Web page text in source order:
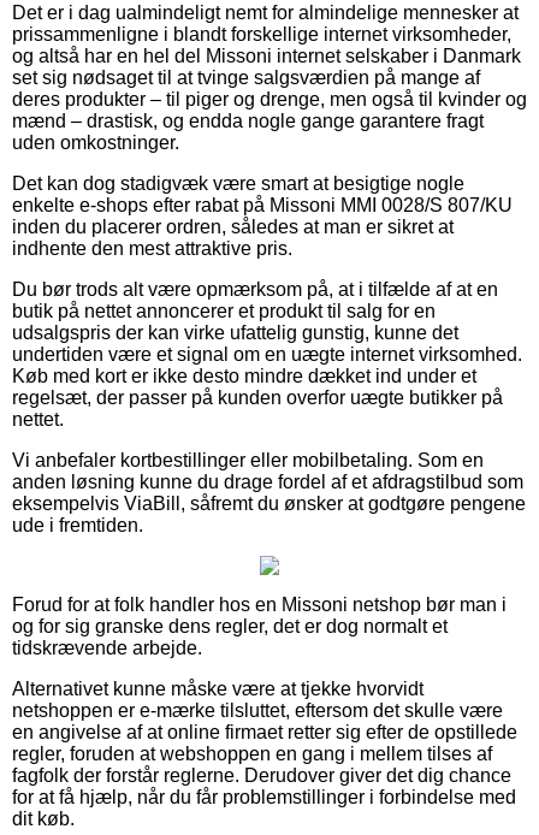
Det er i dag ualmindeligt nemt for almindelige mennesker at
prissammenligne i blandt forskellige internet virksomheder,
og altså har en hel del Missoni internet selskaber i Danmark
set sig nødsaget til at tvinge salgsværdien på mange af
deres produkter – til piger og drenge, men også til kvinder og
mænd – drastisk, og endda nogle gange garantere fragt
uden omkostninger.
Det kan dog stadigvæk være smart at besigtige nogle
enkelte e-shops efter rabat på Missoni MMI 0028/S 807/KU
inden du placerer ordren, således at man er sikret at
indhente den mest attraktive pris.
Du bør trods alt være opmærksom på, at i tilfælde af at en
butik på nettet annoncerer et produkt til salg for en
udsalgspris der kan virke ufattelig gunstig, kunne det
undertiden være et signal om en uægte internet virksomhed.
Køb med kort er ikke desto mindre dækket ind under et
regelsæt, der passer på kunden overfor uægte butikker på
nettet.
Vi anbefaler kortbestillinger eller mobilbetaling. Som en
anden løsning kunne du drage fordel af et afdragstilbud som
eksempelvis ViaBill, såfremt du ønsker at godtgøre pengene
ude i fremtiden.
Forud for at folk handler hos en Missoni netshop bør man i
og for sig granske dens regler, det er dog normalt et
tidskrævende arbejde.
Alternativet kunne måske være at tjekke hvorvidt
netshoppen er e-mærke tilsluttet, eftersom det skulle være
en angivelse af at online firmaet retter sig efter de opstillede
regler, foruden at webshoppen en gang i mellem tilses af
fagfolk der forstår reglerne. Derudover giver det dig chance
for at få hjælp, når du får problemstillinger i forbindelse med
dit køb.